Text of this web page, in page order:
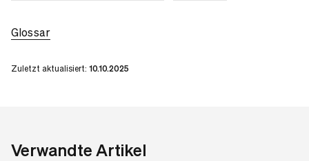
Glossar
Zuletzt aktualisiert: 10.10.2025
Verwandte Artikel